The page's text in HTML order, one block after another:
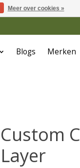
Blogs Merken
Custom
Layer
Meer over cookies »